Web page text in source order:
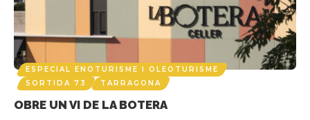
ESPECIAL ENOTURISME I OLEOTURISME
SORTIDA 73
TARRAGONA
OBRE UN VI DE LA BOTERA